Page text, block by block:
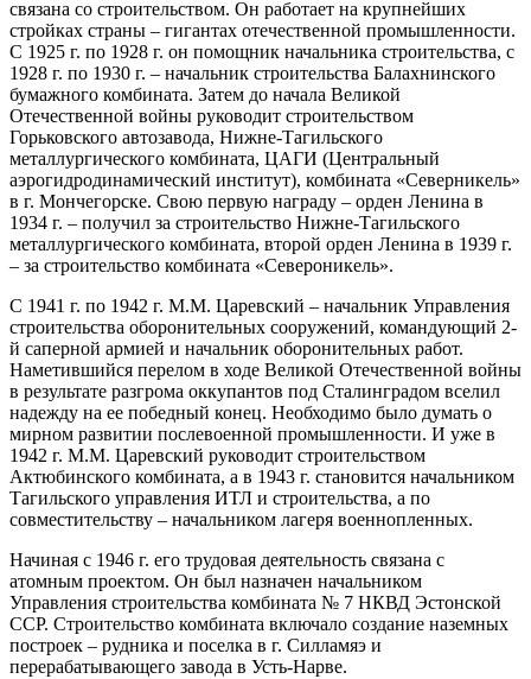
связана со строительством. Он работает на крупнейших
стройках страны – гигантах отечественной промышленности.
С 1925 г. по 1928 г. он помощник начальника строительства, с
1928 г. по 1930 г. – начальник строительства Балахнинского
бумажного комбината. Затем до начала Великой
Отечественной войны руководит строительством
Горьковского автозавода, Нижне-Тагильского
металлургического комбината, ЦАГИ (Центральный
аэрогидродинамический институт), комбината «Северникель»
в г. Мончегорске. Свою первую награду – орден Ленина в
1934 г. – получил за строительство Нижне-Тагильского
металлургического комбината, второй орден Ленина в 1939 г.
– за строительство комбината «Североникель».
С 1941 г. по 1942 г. М.М. Царевский – начальник Управления
строительства оборонительных сооружений, командующий 2-
й саперной армией и начальник оборонительных работ.
Наметившийся перелом в ходе Великой Отечественной войны
в результате разгрома оккупантов под Сталинградом вселил
надежду на ее победный конец. Необходимо было думать о
мирном развитии послевоенной промышленности. И уже в
1942 г. М.М. Царевский руководит строительством
Актюбинского комбината, а в 1943 г. становится начальником
Тагильского управления ИТЛ и строительства, а по
совместительству – начальником лагеря военнопленных.
Начиная с 1946 г. его трудовая деятельность связана с
атомным проектом. Он был назначен начальником
Управления строительства комбината № 7 НКВД Эстонской
ССР. Строительство комбината включало создание наземных
построек – рудника и поселка в г. Силламяэ и
перерабатывающего завода в Усть-Нарве.